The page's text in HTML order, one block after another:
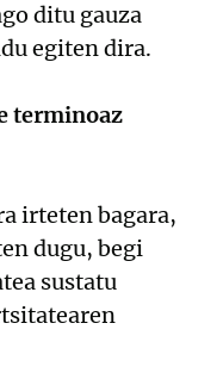
ditu gauza
egiten dira.
terminoaz
irteten bagara,
dugu, begi
sustatu